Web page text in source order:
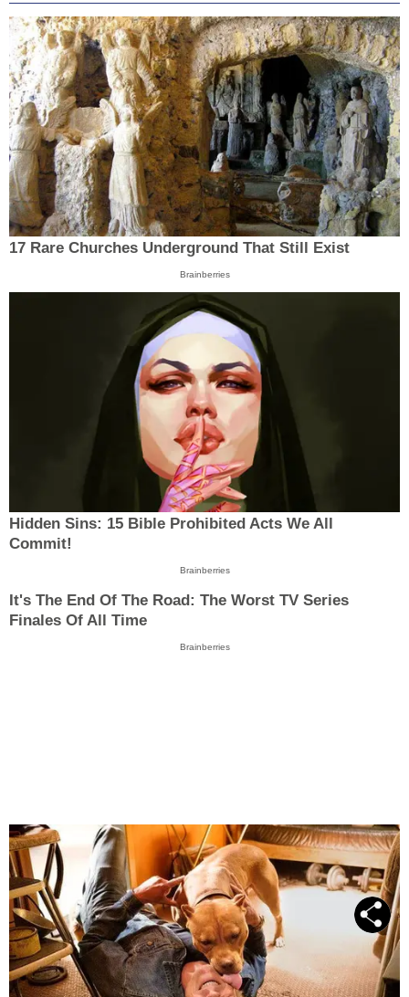
17 Rare Churches Underground That Still Exist
Brainberries
Hidden Sins: 15 Bible Prohibited Acts We All
Commit!
Brainberries
It's The End Of The Road: The Worst TV Series
Finales Of All Time
Brainberries